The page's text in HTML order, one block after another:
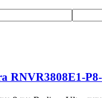
RNVR3808E1-